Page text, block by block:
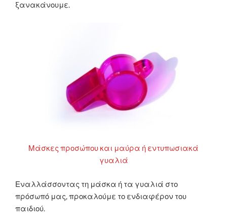
ξανακάνουμε.
Μάσκες προσώπου και μαύρα ή εντυπωσιακά
γυαλιά
Εναλλάσσοντας τη μάσκα ή τα γυαλιά στο
πρόσωπό μας, προκαλούμε το ενδιαφέρον του
παιδιού.